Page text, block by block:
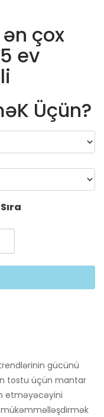
çox
ev
Üçün?
Sıra
gücünü
tostu üçün mantar
etməyəcəyini
mükəmməlləşdirmək